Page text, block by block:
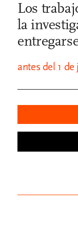
Los
la
antes del 1